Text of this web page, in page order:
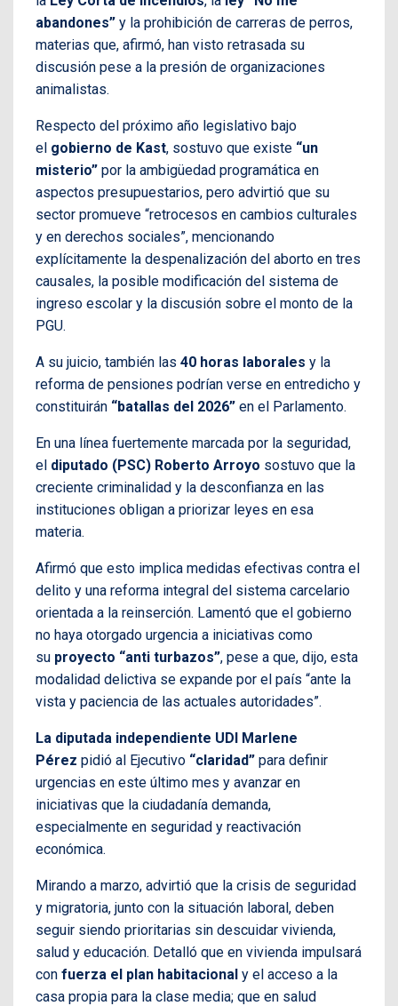
abandones” y la prohibición de carreras de perros,
materias que, afirmó, han visto retrasada su
discusión pese a la presión de organizaciones
animalistas.
Respecto del próximo año legislativo bajo
el gobierno de Kast, sostuvo que existe “un
misterio” por la ambigüedad programática en
aspectos presupuestarios, pero advirtió que su
sector promueve “retrocesos en cambios culturales
y en derechos sociales”, mencionando
explícitamente la despenalización del aborto en tres
causales, la posible modificación del sistema de
ingreso escolar y la discusión sobre el monto de la
PGU.
A su juicio, también las 40 horas laborales y la
reforma de pensiones podrían verse en entredicho y
constituirán “batallas del 2026” en el Parlamento.
En una línea fuertemente marcada por la seguridad,
el diputado (PSC) Roberto Arroyo sostuvo que la
creciente criminalidad y la desconfianza en las
instituciones obligan a priorizar leyes en esa
materia.
Afirmó que esto implica medidas efectivas contra el
delito y una reforma integral del sistema carcelario
orientada a la reinserción. Lamentó que el gobierno
no haya otorgado urgencia a iniciativas como
su proyecto “anti turbazos”, pese a que, dijo, esta
modalidad delictiva se expande por el país “ante la
vista y paciencia de las actuales autoridades”.
La diputada independiente UDI Marlene
Pérez pidió al Ejecutivo “claridad” para definir
urgencias en este último mes y avanzar en
iniciativas que la ciudadanía demanda,
especialmente en seguridad y reactivación
económica.
Mirando a marzo, advirtió que la crisis de seguridad
y migratoria, junto con la situación laboral, deben
seguir siendo prioritarias sin descuidar vivienda,
salud y educación. Detalló que en vivienda impulsará
con fuerza el plan habitacional y el acceso a la
casa propia para la clase media; que en salud